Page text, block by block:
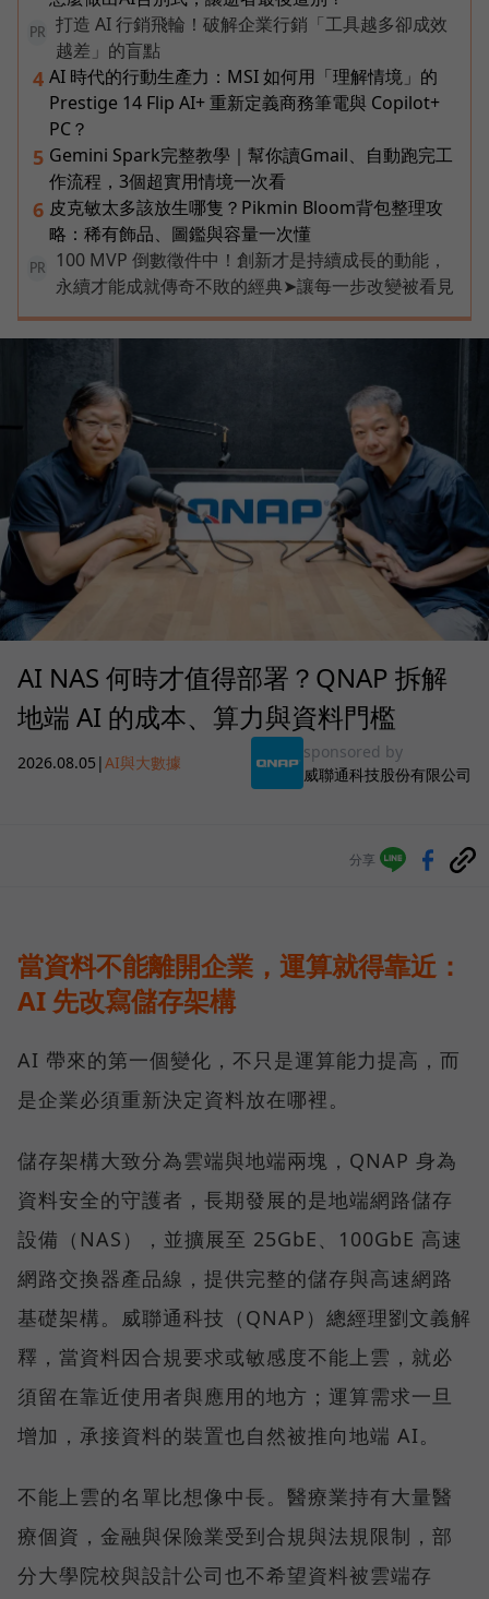
PR
打造 AI 行銷飛輪！破解企業行銷「工具越多卻成效
越差」的盲點
4 AI 時代的行動生產力：MSI 如何用「理解情境」的
Prestige 14 Flip AI+ 重新定義商務筆電與 Copilot+
PC？
5 Gemini Spark完整教學｜幫你讀Gmail、自動跑完工
作流程，3個超實用情境一次看
6 皮克敏太多該放生哪隻？Pikmin Bloom背包整理攻
略：稀有飾品、圖鑑與容量一次懂
PR
100 MVP 倒數徵件中！創新才是持續成長的動能，
永續才能成就傳奇不敗的經典➤讓每一步改變被看見
AI NAS 何時才值得部署？QNAP 拆解
地端 AI 的成本、算力與資料門檻
2026.08.05 |AI與大數據
sponsored by
威聯通科技股份有限公司
分享
當資料不能離開企業，運算就得靠近：
AI 先改寫儲存架構
AI 帶來的第一個變化，不只是運算能力提高，而
是企業必須重新決定資料放在哪裡。
儲存架構大致分為雲端與地端兩塊，QNAP 身為
資料安全的守護者，長期發展的是地端網路儲存
設備（NAS），並擴展至 25GbE、100GbE 高速
網路交換器產品線，提供完整的儲存與高速網路
基礎架構。威聯通科技（QNAP）總經理劉文義解
釋，當資料因合規要求或敏感度不能上雲，就必
須留在靠近使用者與應用的地方；運算需求一旦
增加，承接資料的裝置也自然被推向地端 AI。
不能上雲的名單比想像中長。醫療業持有大量醫
療個資，金融與保險業受到合規與法規限制，部
分大學院校與設計公司也不希望資料被雲端存